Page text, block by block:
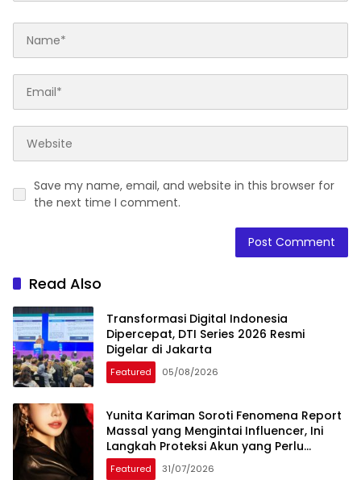
Save my name, email, and website in this browser for
the next time I comment.
Read Also
Transformasi Digital Indonesia
Dipercepat, DTI Series 2026 Resmi
Digelar di Jakarta
Featured 05/08/2026
Yunita Kariman Soroti Fenomena Report
Massal yang Mengintai Influencer, Ini
Langkah Proteksi Akun yang Perlu
Diketahui
Featured 31/07/2026